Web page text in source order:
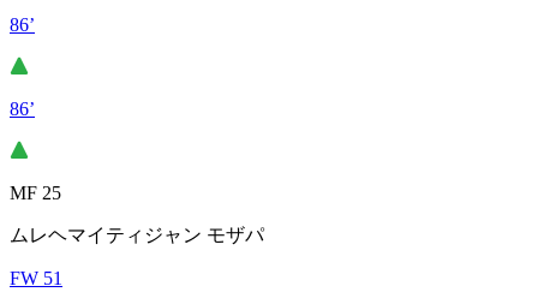
86’
86’
MF 25
ムレヘマイティジャン モザパ
FW 51